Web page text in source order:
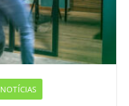
NOTÍCIAS